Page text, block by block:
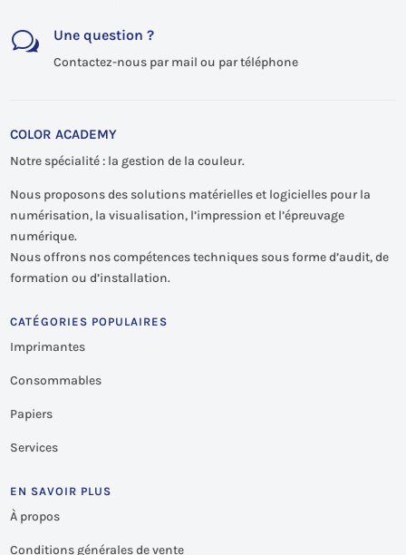
w Une question ?
Contactez-nous par mail ou par téléphone
COLOR ACADEMY
Notre spécialité : la gestion de la couleur.
Nous proposons des solutions matérielles et logicielles pour la
numérisation, la visualisation, l’impression et l’épreuvage
numérique.
Nous offrons nos compétences techniques sous forme d’audit, de
formation ou d’installation.
CATÉGORIES POPULAIRES
Imprimantes
Consommables
Papiers
Services
EN SAVOIR PLUS
À propos
Conditions générales de vente